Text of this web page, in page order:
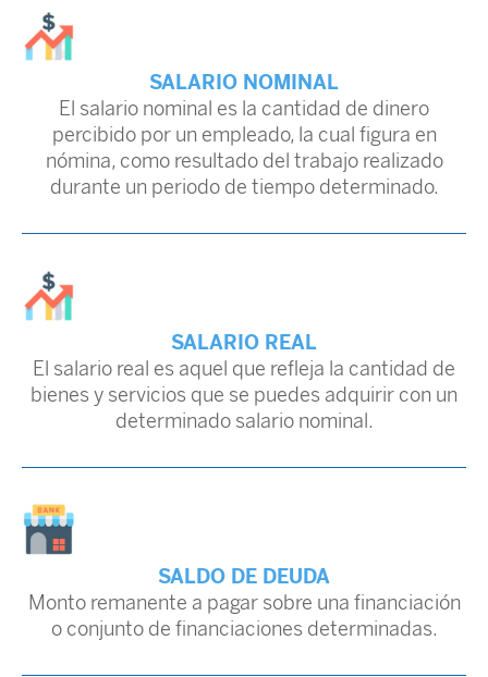
SALARIO NOMINAL
El salario nominal es la cantidad de dinero
percibido por un empleado, la cual figura en
nómina, como resultado del trabajo realizado
durante un periodo de tiempo determinado.
SALARIO REAL
El salario real es aquel que refleja la cantidad de
bienes y servicios que se puedes adquirir con un
determinado salario nominal.
SALDO DE DEUDA
Monto remanente a pagar sobre una financiación
o conjunto de financiaciones determinadas.